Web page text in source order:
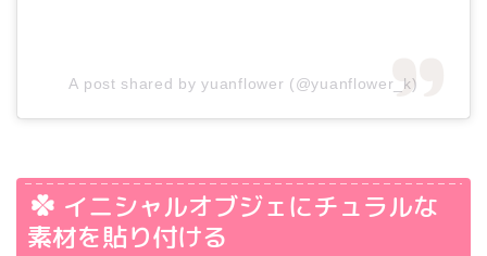
A post shared by yuanflower (@yuanflower_k)
イニシャルオブジェにチュラルな
素材を貼り付ける